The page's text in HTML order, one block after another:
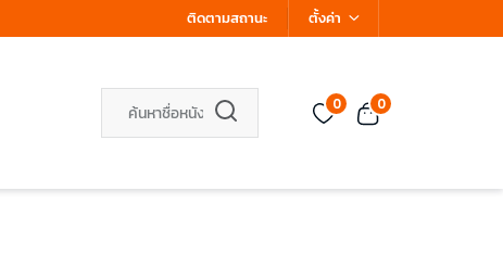
ติดตามสถานะ ตั้งค่า
0 0